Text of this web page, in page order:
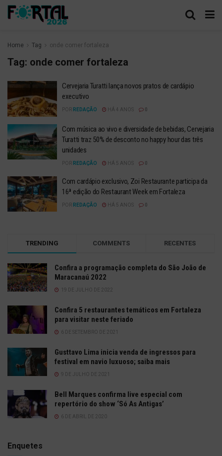
Home Tag onde comer fortaleza
Tag: onde comer fortaleza
Cervejaria Turatti lança novos pratos de cardápio
executivo
POR REDAÇÃO HÁ 4 ANOS
Com música ao vivo e diversidade de bebidas, Cervejaria
Turatti traz 50% de desconto no happy hour das três
unidades
POR REDAÇÃO HÁ 5 ANOS
Com cardápio exclusivo, Zoi Restaurante participa da
16ª edição do Restaurant Week em Fortaleza
POR REDAÇÃO HÁ 5 ANOS
TRENDING COMMENTS RECENTES
Confira a programação completa do São João de
Maracanaú 2022
19 DE JULHO DE 2022
Confira 5 restaurantes temáticos em Fortaleza
para visitar neste feriado
6 DE SETEMBRO DE 2021
Gusttavo Lima inicia venda de ingressos para
festival em navio luxuoso; saiba mais
9 DE JULHO DE 2021
Bell Marques confirma live especial com
repertório do show ‘Só As Antigas’
6 DE ABRIL DE 2020
Enquetes